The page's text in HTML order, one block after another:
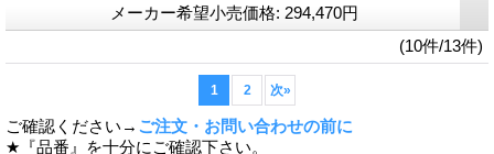
メーカー希望小売価格: 294,470円
(10件/13件)
1 2 次»
ご確認ください→ ご注文・お問い合わせの前に
★『品番』を十分にご確認下さい。